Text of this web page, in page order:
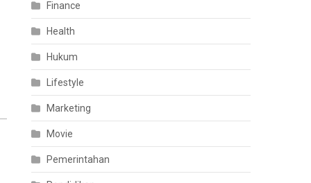
Finance
Health
Hukum
Lifestyle
Marketing
Movie
Pemerintahan